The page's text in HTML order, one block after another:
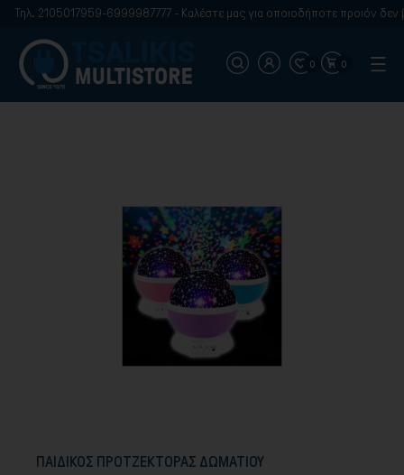
Τηλ. 2105017959-6999987777 - Καλέστε μας για οποιοδήποτε προιόν δεν
0 0
ΠΑΙΔΙΚΟΣ ΠΡΟΤΖΕΚΤΟΡΑΣ ΔΩΜΑΤΙΟΥ